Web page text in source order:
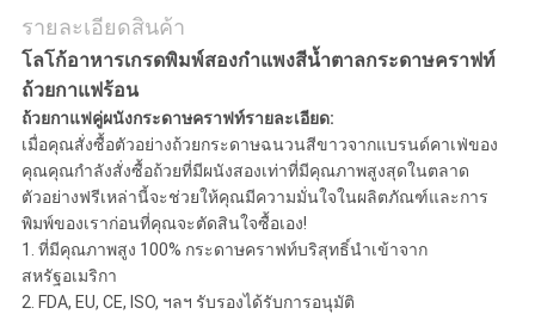
ส่วน
ตัว
รายละเอียดสินค้า
โลโก้อาหารเกรดพิมพ์สองกำแพงสีน้ำตาลกระดาษคราฟท์
ถ้วยกาแฟร้อน
ถ้วยกาแฟคู่ผนังกระดาษคราฟท์รายละเอียด:
เมื่อคุณสั่งซื้อตัวอย่างถ้วยกระดาษฉนวนสีขาวจากแบรนด์คาเฟ่ของ
คุณคุณกำลังสั่งซื้อถ้วยที่มีผนังสองเท่าที่มีคุณภาพสูงสุดในตลาด
ตัวอย่างฟรีเหล่านี้จะช่วยให้คุณมีความมั่นใจในผลิตภัณฑ์และการ
พิมพ์ของเราก่อนที่คุณจะตัดสินใจซื้อเอง!
1. ที่มีคุณภาพสูง 100% กระดาษคราฟท์บริสุทธิ์นำเข้าจาก
สหรัฐอเมริกา
2. FDA, EU, CE, ISO, ฯลฯ รับรองได้รับการอนุมัติ